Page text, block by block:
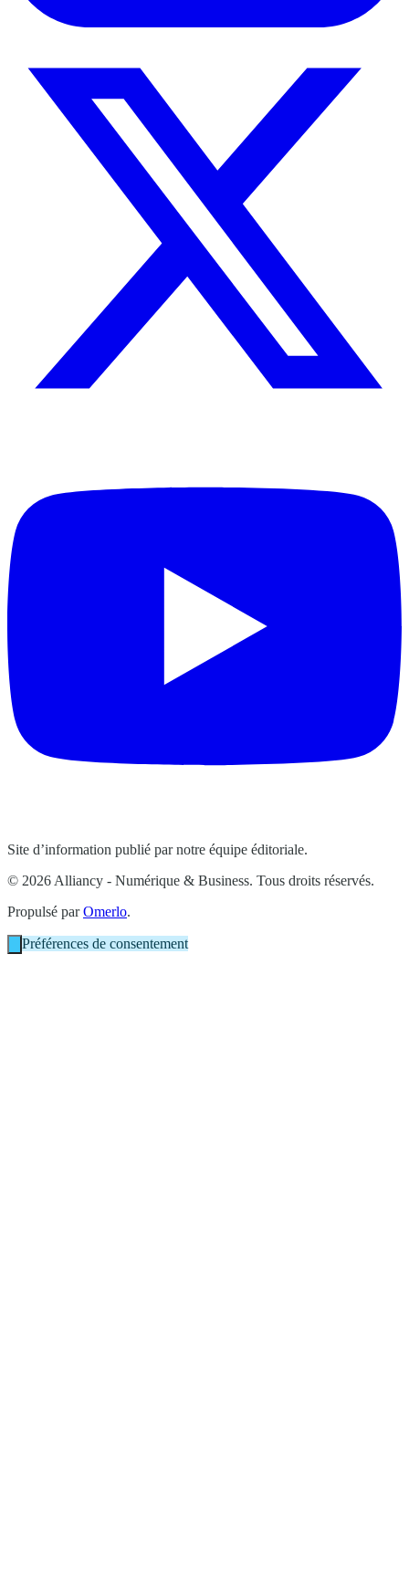
Site d’information publié par notre équipe éditoriale.
© 2026 Alliancy - Numérique & Business. Tous droits réservés.
Propulsé parOmerlo.
Préférences de consentement